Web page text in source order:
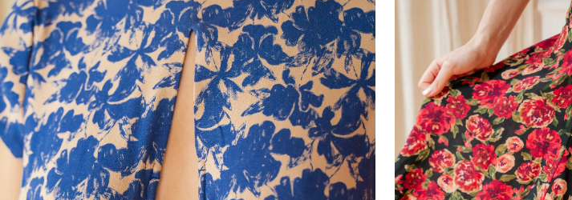
Maillot de bain
Patterns in English
Grossesse & Allaitement
Extensions de patrons
Gamme enfant
Erratums